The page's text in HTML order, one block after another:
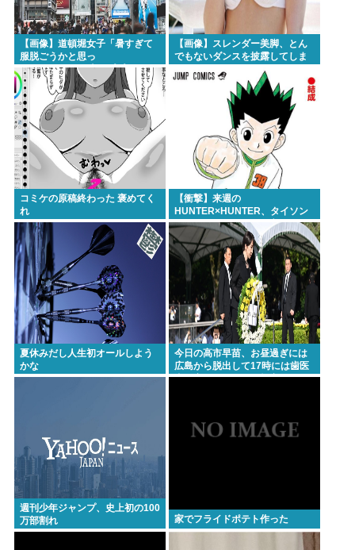
【画像】道頓堀女子「暑すぎて
服脱ごうかと思っ
た」･･････････ﾊﾟｼｬｯ！！
【画像】スレンダー美脚、とん
でもないダンスを披露してしま
コミケの原稿終わった 褒めてく
れ
【衝撃】来週の
HUNTER×HUNTER、タイソン
王子とツベッバ王子死亡
wwwmwww
夏休みだし人生初オールしよう
かな
今日の高市早苗、お昼過ぎには
広島から脱出して17時には歯医
者に寄ってそのまま帰宅
週刊少年ジャンプ、史上初の100
万部割れ
家でフライドポテト作った